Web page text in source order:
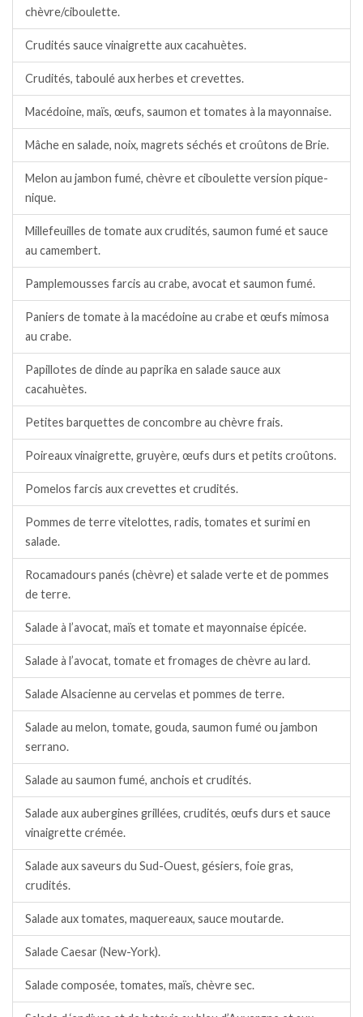
chèvre/ciboulette.
Crudités sauce vinaigrette aux cacahuètes.
Crudités, taboulé aux herbes et crevettes.
Macédoine, maïs, œufs, saumon et tomates à la mayonnaise.
Mâche en salade, noix, magrets séchés et croûtons de Brie.
Melon au jambon fumé, chèvre et ciboulette version pique-
nique.
Millefeuilles de tomate aux crudités, saumon fumé et sauce
au camembert.
Pamplemousses farcis au crabe, avocat et saumon fumé.
Paniers de tomate à la macédoine au crabe et œufs mimosa
au crabe.
Papillotes de dinde au paprika en salade sauce aux
cacahuètes.
Petites barquettes de concombre au chèvre frais.
Poireaux vinaigrette, gruyère, œufs durs et petits croûtons.
Pomelos farcis aux crevettes et crudités.
Pommes de terre vitelottes, radis, tomates et surimi en
salade.
Rocamadours panés (chèvre) et salade verte et de pommes
de terre.
Salade à l’avocat, maïs et tomate et mayonnaise épicée.
Salade à l’avocat, tomate et fromages de chèvre au lard.
Salade Alsacienne au cervelas et pommes de terre.
Salade au melon, tomate, gouda, saumon fumé ou jambon
serrano.
Salade au saumon fumé, anchois et crudités.
Salade aux aubergines grillées, crudités, œufs durs et sauce
vinaigrette crémée.
Salade aux saveurs du Sud-Ouest, gésiers, foie gras,
crudités.
Salade aux tomates, maquereaux, sauce moutarde.
Salade Caesar (New-York).
Salade composée, tomates, maïs, chèvre sec.